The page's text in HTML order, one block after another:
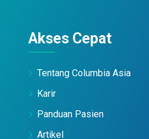
Akses Cepat
Tentang Columbia Asia
Karir
Panduan Pasien
Artikel